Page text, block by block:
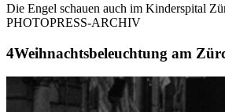
Die Engel schauen auch im Kinderspital
PHOTOPRESS-ARCHIV
Weihnachtsbeleuchtung am